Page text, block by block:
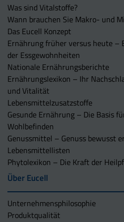
Was sind Vitalstoffe?
Wann brauchen Sie Makro- und
Das Eucell Konzept
Ernährung früher versus heute –
der Essgewohnheiten
Nationale Ernährungsberichte
Ernährungslexikon – Ihr
und Vitalität
Lebensmittelzusatzstoffe
Gesunde Ernährung – Die Basis
Wohlbefinden
Genussmittel – Genuss bewusst
Lebensmittellisten
Phytolexikon – Die Kraft der
Über Eucell
Unternehmens­philosophie
Produktqualität